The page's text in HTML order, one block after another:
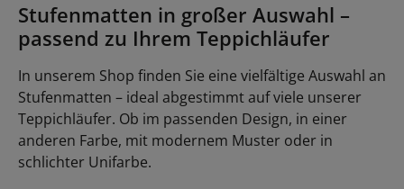
Stufenmatten in großer Auswahl –
passend zu Ihrem Teppichläufer
In unserem Shop finden Sie eine vielfältige Auswahl an
Stufenmatten – ideal abgestimmt auf viele unserer
Teppichläufer. Ob im passenden Design, in einer
anderen Farbe, mit modernem Muster oder in
schlichter Unifarbe.